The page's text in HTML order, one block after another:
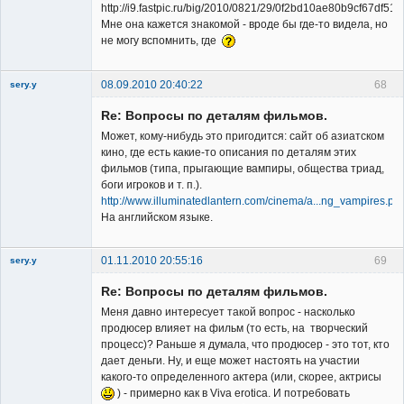
Мне она кажется знакомой - вроде бы где-то видела, но
не могу вспомнить, где
68
sery.y 08.09.2010 20:40:22
Re: Вопросы по деталям фильмов.
Может, кому-нибудь это пригодится: сайт об азиатском
кино, где есть какие-то описания по деталям этих
фильмов (типа, прыгающие вампиры, общества триад,
боги игроков и т. п.).
http://www.illuminatedlantern.com/cinema/
На английском языке.
69
sery.y 01.11.2010 20:55:16
Re: Вопросы по деталям фильмов.
Меня давно интересует такой вопрос - насколько
продюсер влияет на фильм (то есть, на творческий
процесс)? Раньше я думала, что продюсер - это тот, кто
дает деньги. Ну, и еще может настоять на участии
какого-то определенного актера (или, скорее, актрисы
) - примерно как в Viva erotica. И потребовать